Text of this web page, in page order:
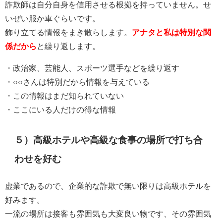
詐欺師は自分自身を信用させる根拠を持っていません。せ
いぜい服か車ぐらいです。
飾り立てる情報をまき散らします。 アナタと私は特別な関
係だから と繰り返します。
・政治家、芸能人、スポーツ選手などを繰り返す
・○○さんは特別だから情報を与えている
・この情報はまだ知られていない
・ここにいる人だけの得な情報
５）高級ホテルや高級な食事の場所で打ち合
わせを好む
虚業であるので、企業的な詐欺で無い限りは高級ホテルを
好みます。
一流の場所は接客も雰囲気も大変良い物です、その雰囲気